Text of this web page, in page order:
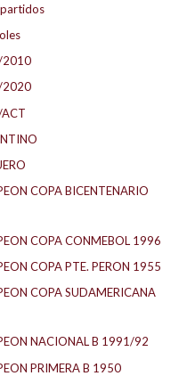
2010
2020
COPA BICENTENARIO
COPA CONMEBOL 1996
COPA PTE. PERON 1955
COPA SUDAMERICANA
NACIONAL B 1991/92
PRIMERA B 1950